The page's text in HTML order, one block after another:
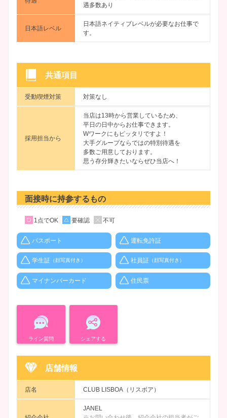
遇多数あり
日本語レベル
日本語ネイティブレベルが必要なお仕事で
す。
共通項目
受動喫煙対策 対策なし
採用担当から
当店は13時から営業しているため、
平日の日中からお仕事できます。
Wワークにもピッタリですよ！
大手グループならではの特別待遇を
多数ご用意しております。
思う存分輝きたいならぜひ当店へ！
面接時に持参するもの
1点でOK 要確認 不可
パスポート 運転免許証
学生証 （顔写真付き） 社員証 （顔写真付き）
マイナンバーカード 住民票
ライン質問 シェアする
店舗情報
店名 CLUB LISBOA（リスボア）
JANEL